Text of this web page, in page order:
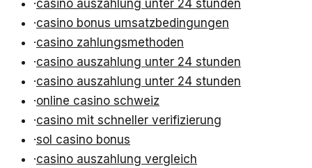
·casino auszahlung unter 24 stunden
·casino bonus umsatzbedingungen
·casino zahlungsmethoden
·casino auszahlung unter 24 stunden
·casino auszahlung unter 24 stunden
·online casino schweiz
·casino mit schneller verifizierung
·sol casino bonus
·casino auszahlung vergleich